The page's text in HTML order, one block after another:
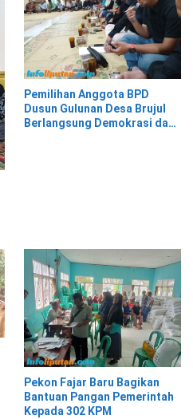
Pemilihan Anggota BPD
Dusun Gulunan Desa Brujul
Berlangsung Demokrasi dan
Pekon Fajar Baru Bagikan
Bantuan Pangan Pemerintah
Kepada 302 KPM